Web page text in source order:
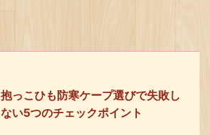
抱っこひも防寒ケープ選びで失敗し
ない5つのチェックポイント